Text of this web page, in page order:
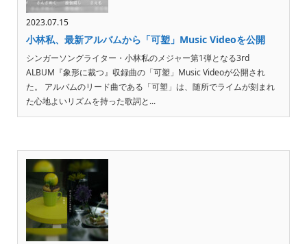
2023.07.15
小林私、最新アルバムから「可塑」Music Videoを公開
シンガーソングライター・小林私のメジャー第1弾となる3rd
ALBUM『象形に裁つ』収録曲の「可塑」Music Videoが公開され
た。 アルバムのリード曲である「可塑」は、随所でライムが刻まれ
た心地よいリズムを持った歌詞と...